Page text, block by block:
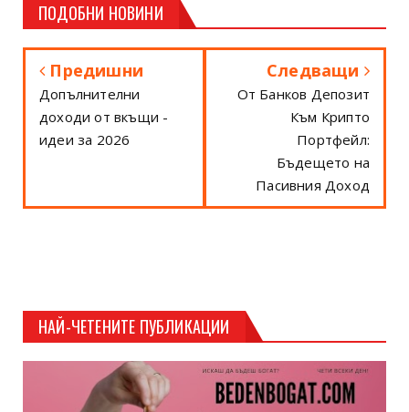
ПОДОБНИ НОВИНИ
Предишни
Допълнителни
доходи от вкъщи -
идеи за 2026
Следващи
От Банков Депозит
Към Крипто
Портфейл:
Бъдещето на
Пасивния Доход
НАЙ-ЧЕТЕНИТЕ ПУБЛИКАЦИИ